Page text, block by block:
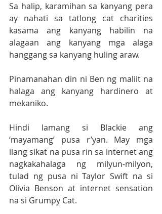
Sa halip, karamihan sa kanyang pera
ay nahati sa tatlong cat charities
kasama ang kanyang habilin na
alagaan ang kanyang mga alaga
hanggang sa kanyang huling araw.
Pinamanahan din ni Ben ng maliit na
halaga ang kanyang hardinero at
mekaniko.
Hindi lamang si Blackie ang
‘mayamang’ pusa r’yan. May mga
ilang sikat na pusa rin sa internet ang
nagkakahalaga ng milyun-milyon,
tulad ng pusa ni Taylor Swift na si
Olivia Benson at internet sensation
na si Grumpy Cat.